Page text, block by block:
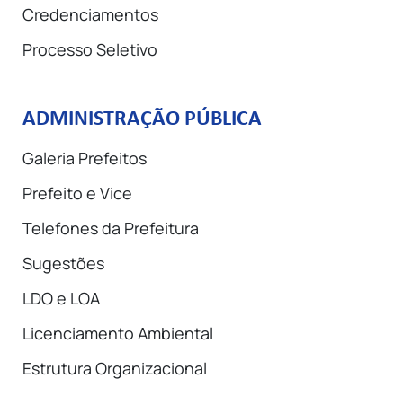
Credenciamentos
Processo Seletivo
ADMINISTRAÇÃO PÚBLICA
Galeria Prefeitos
Prefeito e Vice
Telefones da Prefeitura
Sugestões
LDO e LOA
Licenciamento Ambiental
Estrutura Organizacional